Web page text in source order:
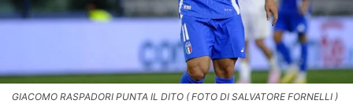
GIACOMO RASPADORI PUNTA IL DITO ( FOTO DI SALVATORE FORNELLI )